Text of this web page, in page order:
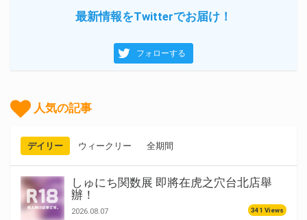
最新情報をTwitterでお届け！
フォローする
人気の記事
デイリー ウィークリー 全期間
しゅにち関数展 即將在虎之穴台北店舉
辦！
2026.08.07 341 Views